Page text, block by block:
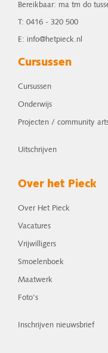
Bereikbaar: ma tm do
T: 0416 - 320 500
E: info@hetpieck.nl
Cursussen
Cursussen
Onderwijs
Projecten / community
Uitschrijven
Over het Pieck
Over Het Pieck
Vacatures
Vrijwilligers
Smoelenboek
Maatwerk
Foto's
Inschrijven nieuwsbrief